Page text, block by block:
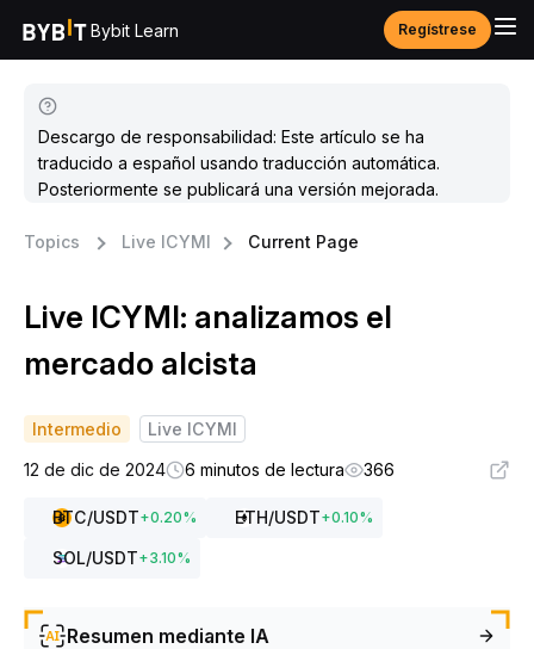
Bybit Learn Regístrese
Descargo de responsabilidad: Este artículo se ha
traducido a español usando traducción automática.
Posteriormente se publicará una versión mejorada.
Topics Live ICYMI Current Page
Live ICYMI: analizamos el
mercado alcista
Intermedio
Live ICYMI
12 de dic de 2024
6 minutos de lectura 366
BTC/USDT+0.20% ETH/USDT+0.10%
SOL/USDT+3.10%
Resumen mediante IA